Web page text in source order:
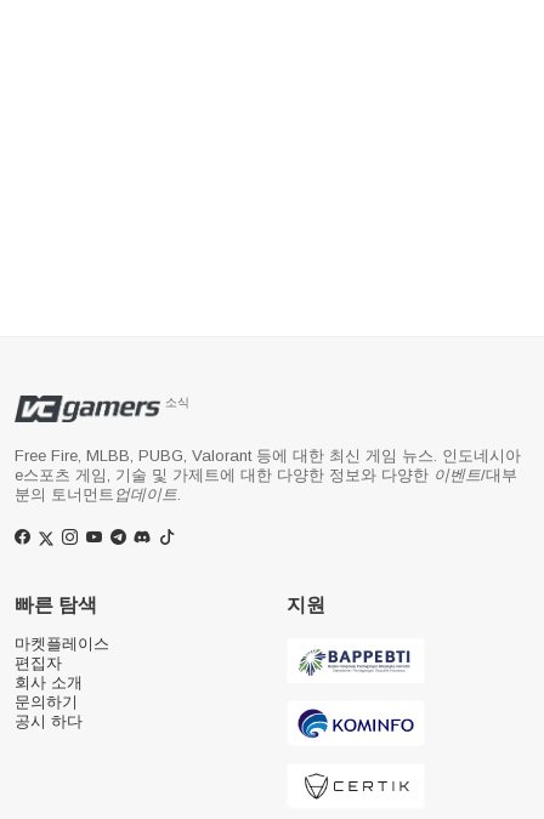
소식
Free Fire, MLBB, PUBG, Valorant 등에 대한 최신 게임 뉴스. 인도네시아
e스포츠 게임, 기술 및 가제트에 대한 다양한 정보와 다양한 이벤트/대부
분의 토너먼트 업데이트
빠른 탐색
마켓플레이스
편집자
회사 소개
문의하기
공시 하다
지원